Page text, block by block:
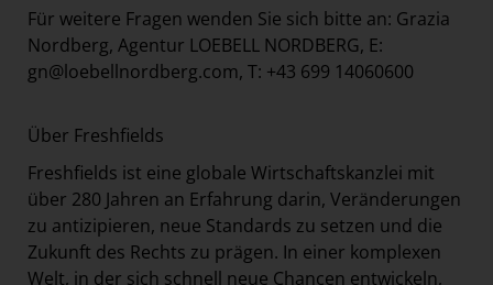
Für weitere Fragen wenden Sie sich bitte an: Grazia
Nordberg, Agentur LOEBELL NORDBERG, E:
gn@loebellnordberg.com, T: +43 699 14060600
Über Freshfields
Freshfields ist eine globale Wirtschaftskanzlei mit
über 280 Jahren an Erfahrung darin, Veränderungen
zu antizipieren, neue Standards zu setzen und die
Zukunft des Rechts zu prägen. In einer komplexen
Welt, in der sich schnell neue Chancen entwickeln,